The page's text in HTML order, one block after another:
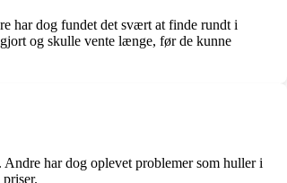
har dog fundet det svært at finde rundt i
og skulle vente længe, før de kunne
har dog oplevet problemer som huller i